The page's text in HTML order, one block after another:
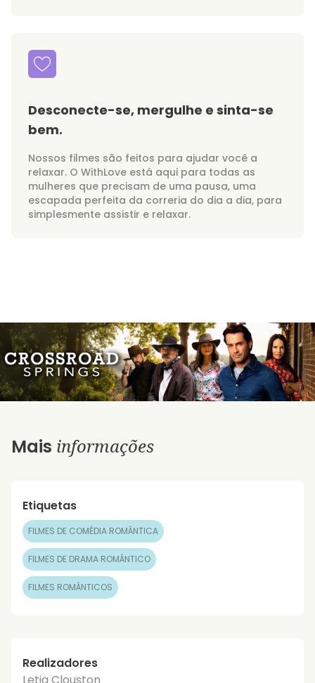
Desconecte-se, mergulhe e sinta-se
bem.
Nossos filmes são feitos para ajudar você a
relaxar. O WithLove está aqui para todas as
mulheres que precisam de uma pausa, uma
escapada perfeita da correria do dia a dia, para
simplesmente assistir e relaxar.
Mais informações
Etiquetas
FILMES DE COMÉDIA ROMÂNTICA
FILMES DE DRAMA ROMÂNTICO
FILMES ROMÂNTICOS
Realizadores
Letia Clouston